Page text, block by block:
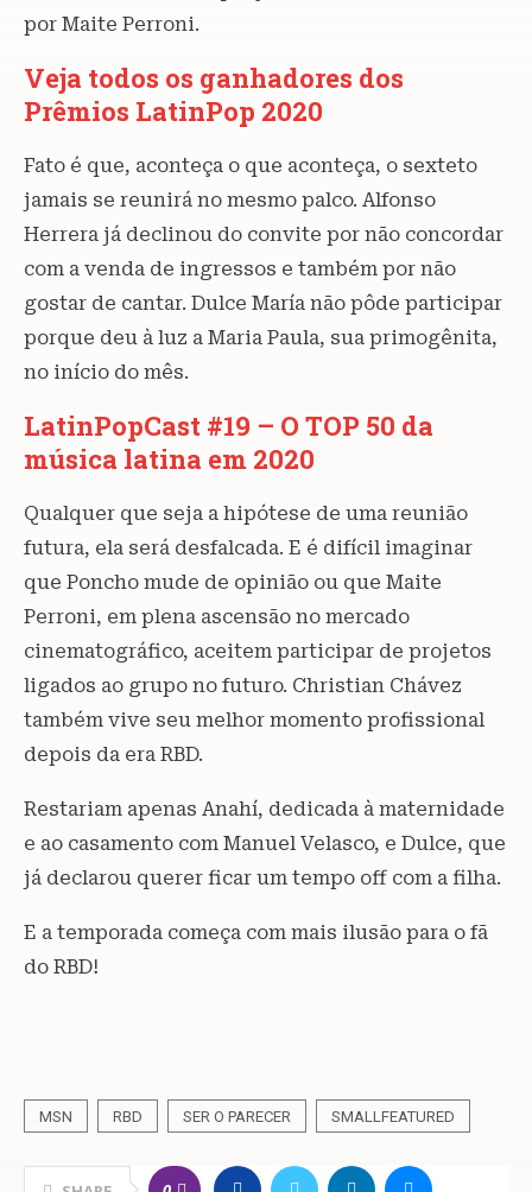
por Maite Perroni.
Veja todos os ganhadores dos
Prêmios LatinPop 2020
Fato é que, aconteça o que aconteça, o sexteto
jamais se reunirá no mesmo palco. Alfonso
Herrera já declinou do convite por não concordar
com a venda de ingressos e também por não
gostar de cantar. Dulce María não pôde participar
porque deu à luz a Maria Paula, sua primogênita,
no início do mês.
LatinPopCast #19 – O TOP 50 da
música latina em 2020
Qualquer que seja a hipótese de uma reunião
futura, ela será desfalcada. E é difícil imaginar
que Poncho mude de opinião ou que Maite
Perroni, em plena ascensão no mercado
cinematográfico, aceitem participar de projetos
ligados ao grupo no futuro. Christian Chávez
também vive seu melhor momento profissional
depois da era RBD.
Restariam apenas Anahí, dedicada à maternidade
e ao casamento com Manuel Velasco, e Dulce, que
já declarou querer ficar um tempo off com a filha.
E a temporada começa com mais ilusão para o fã
do RBD!
MSN RBD SER O PARECER SMALLFEATURED